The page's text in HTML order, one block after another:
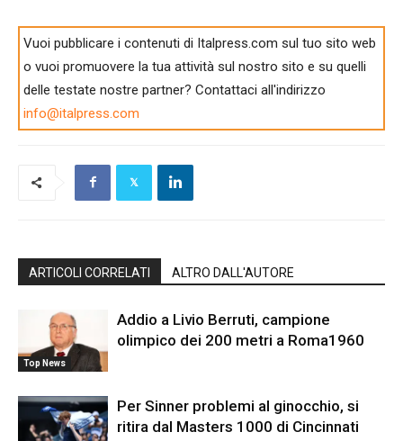
Vuoi pubblicare i contenuti di Italpress.com sul tuo sito web
o vuoi promuovere la tua attività sul nostro sito e su quelli
delle testate nostre partner? Contattaci all'indirizzo
info@italpress.com
ARTICOLI CORRELATI ALTRO DALL'AUTORE
Top News
Addio a Livio Berruti, campione
olimpico dei 200 metri a Roma1960
Per Sinner problemi al ginocchio, si
ritira dal Masters 1000 di Cincinnati